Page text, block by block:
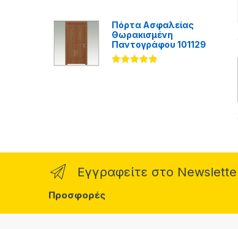
Πόρτα Ασφαλείας
Θωρακισμένη
Παντογράφου 101129
Εγγραφείτε στο
Προσφορές